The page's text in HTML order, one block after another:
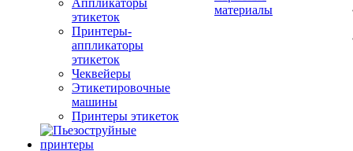
Аппликаторы
этикеток
Принтеры-
аппликаторы
этикеток
Чеквейеры
Этикетировочные
машины
Принтеры этикеток
материалы